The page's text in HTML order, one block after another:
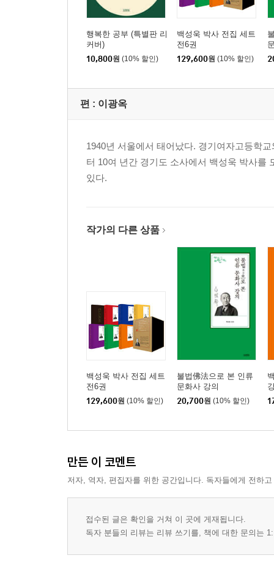
행복한 공부 (특별판 리
커버)
10,800원 (10% 할인)
백성욱 박사 전집 세트
전6권
129,600원 (10% 할인)
편 : 이광옥
1940년 서울에서 태어났다. 경기여자고등학
터 10여 년간 경기도 소사에서 백성욱 박사를
있다.
작가의 다른 상품
백성욱 박사 전집 세트
전6권
129,600원 (10% 할인)
불법佛法으로 본 인류
문화사 강의
20,700원 (10% 할인)
만든 이 코멘트
저자, 역자, 편집자를 위한 공간입니다. 독자들에게 전하
접수된 글은 확인을 거쳐 이 곳에 게재됩니다.
독자 분들의 리뷰는 리뷰 쓰기를, 책에 대한 문의는